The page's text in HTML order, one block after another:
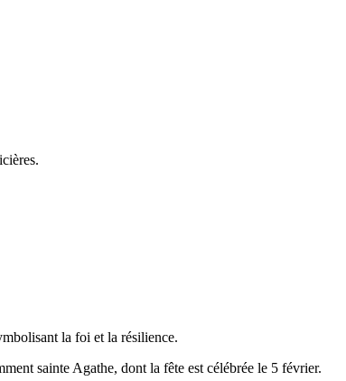
la foi et la résilience.
sainte Agathe, dont la fête est célébrée le 5 février.